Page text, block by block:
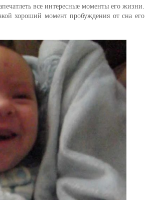
все интересные моменты его жизни.
хороший момент пробуждения от сна его